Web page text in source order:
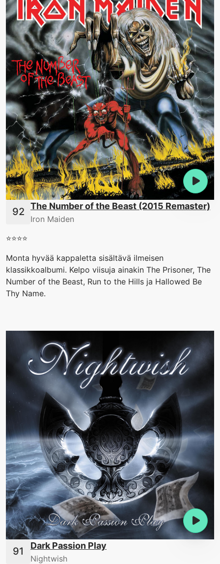
The Number of the Beast (2015 Remaster)
Iron Maiden
⭐️⭐️⭐️⭐️
Monta hyvää kappaletta sisältävä ilmeisen
klassikkoalbumi. Kelpo viisuja ainakin The Prisoner, The
Number of the Beast, Run to the Hills ja Hallowed Be
Thy Name.
Dark Passion Play
Nightwish